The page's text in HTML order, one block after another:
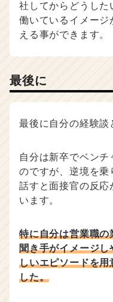
社してからどうした
働いているイメー
える事ができます。
最後に
最後に自分の経験談
自分は新卒でベン
のですが、逆境を乗
話すと面接官の反応
います。
特に自分は営業職
聞き手がイメージ
しいエピソードを
した。